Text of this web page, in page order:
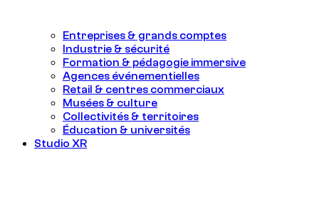
Entreprises & grands comptes
Industrie & sécurité
Formation & pédagogie immersive
Agences événementielles
Retail & centres commerciaux
Musées & culture
Collectivités & territoires
Éducation & universités
Studio XR